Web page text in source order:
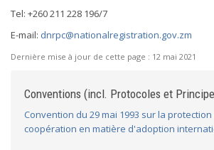
Tel: +260 211 228 196/7
E-mail: dnrpc@nationalregistration.gov.zm
Dernière mise à jour de cette page : 12 mai 2021
Conventions (incl. Protocoles et
Convention du 29 mai 1993 sur la
coopération en matière d'adoption